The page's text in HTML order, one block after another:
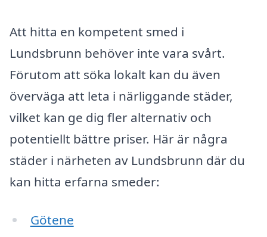
Att hitta en kompetent smed i
Lundsbrunn behöver inte vara svårt.
Förutom att söka lokalt kan du även
överväga att leta i närliggande städer,
vilket kan ge dig fler alternativ och
potentiellt bättre priser. Här är några
städer i närheten av Lundsbrunn där du
kan hitta erfarna smeder:
Götene